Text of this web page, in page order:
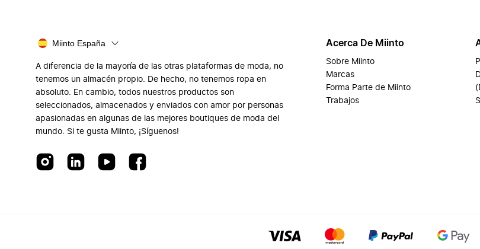
Miinto España
A diferencia de la mayoría de las otras plataformas de moda, no
tenemos un almacén propio. De hecho, no tenemos ropa en
absoluto. En cambio, todos nuestros productos son
seleccionados, almacenados y enviados con amor por personas
apasionadas en algunas de las mejores boutiques de moda del
mundo. Si te gusta Miinto, ¡Síguenos!
Acerca De Miinto
Sobre Miinto
Marcas
Forma Parte de Miinto
Trabajos